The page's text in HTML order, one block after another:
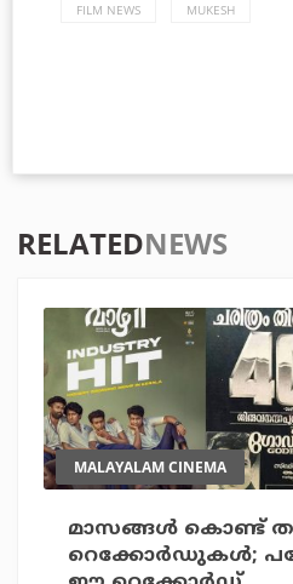
FILM NEWS MUKESH
RELATEDNEWS
MALAYALAM CINEMA
മാസങ്ങള്‍ കൊണ്ട്
റെക്കോര്‍ഡുകള്‍;